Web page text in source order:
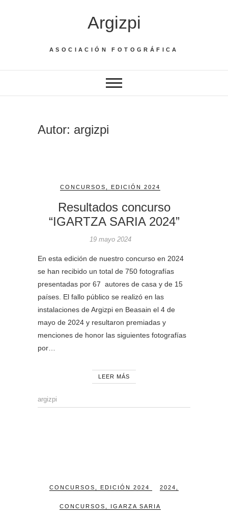
Argizpi
ASOCIACIÓN FOTOGRÁFICA
Autor: argizpi
CONCURSOS EDICIÓN 2024
Resultados concurso
“IGARTZA SARIA 2024”
19 mayo 2024
En esta edición de nuestro concurso en 2024
se han recibido un total de 750 fotografías
presentadas por 67 autores de casa y de 15
países. El fallo público se realizó en las
instalaciones de Argizpi en Beasain el 4 de
mayo de 2024 y resultaron premiadas y
menciones de honor las siguientes fotografías
por…
LEER MÁS
argizpi
CONCURSOS EDICIÓN 2024 2024
CONCURSOS IGARZA SARIA